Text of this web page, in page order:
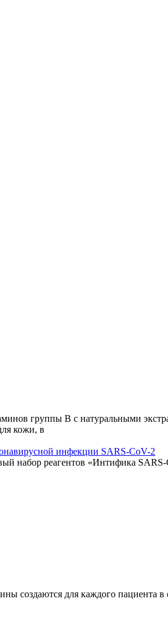
группы В с натуральными
кожи, в
инфекции SARS-CoV-2
набор реагентов «Интифика
создаются для каждого пациента